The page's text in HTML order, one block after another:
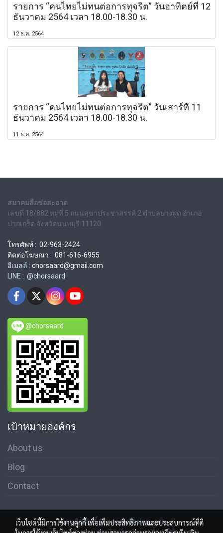
รายการ “คนไทยไม่ทนต่อการทุจริต” วันอาทิตย์ที่ 12
ธันวาคม 2564 เวลา 18.00-18.30 น.
12 ธ.ค. 2564
รายการ “คนไทยไม่ทนต่อการทุจริต” วันเสาร์ที่ 11
ธันวาคม 2564 เวลา 18.00-18.30 น.
11 ธ.ค. 2564
สมาคมสื่อช่อสะอาด
เลขที่ 18/882 หมู่ที่ 5 ถนนสุขาประชาสรรค์ 2 ตำบลบางพูด อำเภอ
ปากเกร็ด จังหวัดนนทบุรี 11120
โทรศัพท์ : 02-963-2424
ติดต่อโฆษณา : 081-616-6955
อีเมลล์ : chorsaard@gmail.com
LINE : @chorsaard
@chorsaard
เป้าหมายองค์กร
About us
Blog
Contact
สงวนลิขสิทธิ์ © สมาคมสื่อช่อสะอาด
เว็บไซต์นี้มีการใช้งานคุกกี้ เพื่อเพิ่มประสิทธิภาพและประสบการณ์ที่ดี